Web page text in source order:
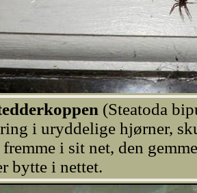
(Steatoda
i uryddelige hjørner,
i sit net, den
bytte i nettet.